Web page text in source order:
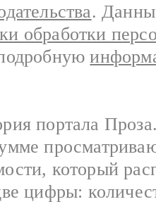
.
обработки
портала
который
цифры: